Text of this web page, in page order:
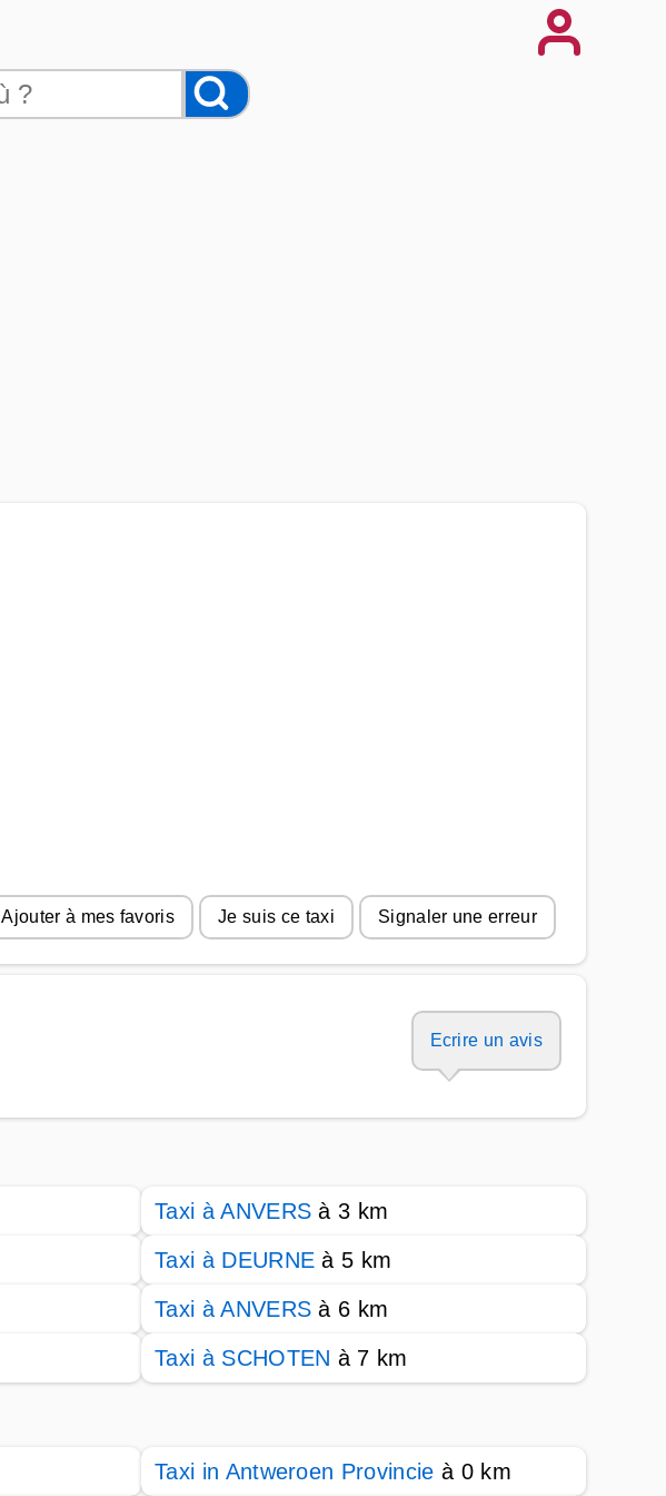
Ajouter à mes favoris Je suis ce taxi Signaler une erreur
Ecrire un avis
Taxi à ANVERS à 3 km
Taxi à DEURNE à 5 km
Taxi à ANVERS à 6 km
Taxi à SCHOTEN à 7 km
Taxi in Antweroen Provincie à 0 km